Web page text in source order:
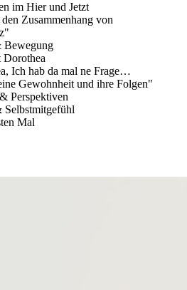
im Hier und Jetzt
Zusammenhang von
Bewegung
Ich hab da mal ne Frage…
Gewohnheit und ihre Folgen"
Perspektiven
Selbstmitgefühl
Mal